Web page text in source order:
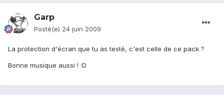
Garp
Posté(e) 24 juin 2009
La protection d'écran que tu as testé, c'est celle de ce pack ?
Bonne musique aussi ! :D